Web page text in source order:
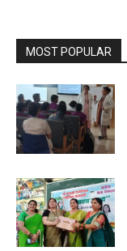
MOST POPULAR